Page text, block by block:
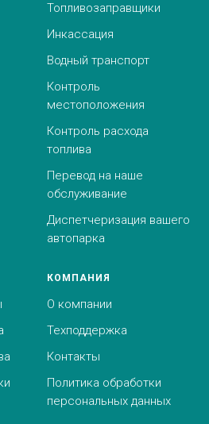
Топливозаправщики
Инкассация
Водный транспорт
Контроль
местоположения
Контроль расхода
топлива
Перевод на наше
обслуживание
Диспетчеризация вашего
автопарка
КОМПАНИЯ
О компании
Техподдержка
Контакты
Политика обработки
персональных данных